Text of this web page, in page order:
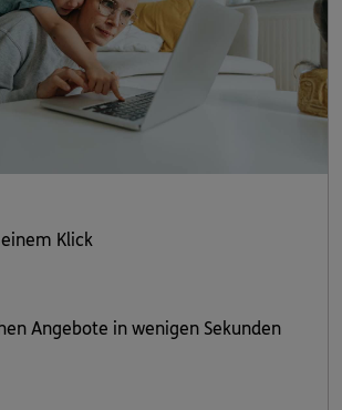
Klick
Angebote in wenigen Sekunden